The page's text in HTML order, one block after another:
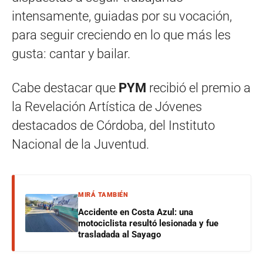
intensamente, guiadas por su vocación,
para seguir creciendo en lo que más les
gusta: cantar y bailar.
Cabe destacar que PYM recibió el premio a
la Revelación Artística de Jóvenes
destacados de Córdoba, del Instituto
Nacional de la Juventud.
MIRÁ TAMBIÉN
Accidente en Costa Azul: una
motociclista resultó lesionada y fue
trasladada al Sayago